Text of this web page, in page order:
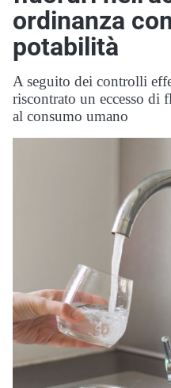
ordinanza
potabilità
A seguito dei controlli
riscontrato un eccesso di
al consumo umano